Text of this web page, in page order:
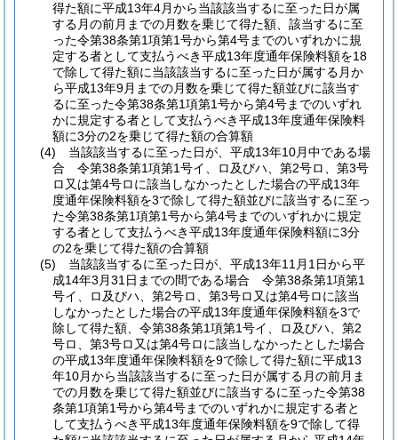
得た額に平成13年4月から当該該当するに至った日が属
する月の前月までの月数を乗じて得た額、該当するに至
った令第38条第1項第1号から第4号までのいずれかに規
定する者として支払うべき平成13年度通年保険料額を18
で除して得た額に当該該当するに至った日が属する月か
ら平成13年9月までの月数を乗じて得た額並びに該当す
るに至った令第38条第1項第1号から第4号までのいずれ
かに規定する者として支払うべき平成13年度通年保険料
額に3分の2を乗じて得た額の合算額
(4)
当該該当するに至った日が、平成13年10月中である場
合 令第38条第1項第1号イ、ロ及びハ、第2号ロ、第3号
ロ又は第4号ロに該当しなかったとした場合の平成13年
度通年保険料額を3で除して得た額並びに該当するに至っ
た令第38条第1項第1号から第4号までのいずれかに規定
する者として支払うべき平成13年度通年保険料額に3分
の2を乗じて得た額の合算額
(5)
当該該当するに至った日が、平成13年11月1日から平
成14年3月31日までの間である場合 令第38条第1項第1
号イ、ロ及びハ、第2号ロ、第3号ロ又は第4号ロに該当
しなかったとした場合の平成13年度通年保険料額を3で
除して得た額、令第38条第1項第1号イ、ロ及びハ、第2
号ロ、第3号ロ又は第4号ロに該当しなかったとした場合
の平成13年度通年保険料額を9で除して得た額に平成13
年10月から当該該当するに至った日が属する月の前月ま
での月数を乗じて得た額並びに該当するに至った令第38
条第1項第1号から第4号までのいずれかに規定する者と
して支払うべき平成13年度通年保険料額を9で除して得